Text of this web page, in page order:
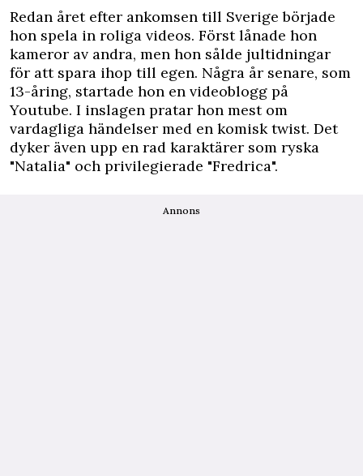
Redan året efter ankomsen till Sverige började
hon spela in roliga videos. Först lånade hon
kameror av andra, men hon sålde jultidningar
för att spara ihop till egen. Några år senare, som
13-åring, startade hon en videoblogg på
Youtube. I inslagen pratar hon mest om
vardagliga händelser med en komisk twist. Det
dyker även upp en rad karaktärer som ryska
"Natalia" och privilegierade "Fredrica".
Annons